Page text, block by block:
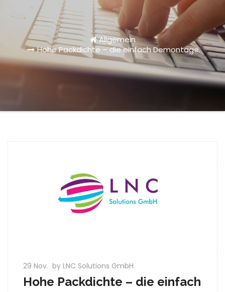
Allgemein
Hohe Packdichte – die einfach Demontage.
29 Nov. by LNC Solutions GmbH
Hohe Packdichte – die einfach